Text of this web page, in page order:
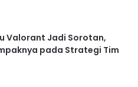
Valorant Jadi Sorotan,
pada Strategi Tim